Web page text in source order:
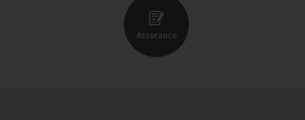
Assurance